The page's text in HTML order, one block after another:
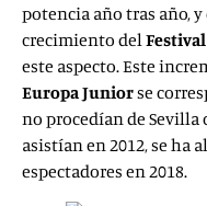
potencia año tras año,
crecimiento del
este aspecto. Este
Europa Juniorse
no procedían de Sevilla
asistían en 2012, se ha
espectadores en 2018.